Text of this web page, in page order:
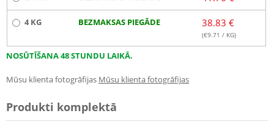
4 KG BEZMAKSAS PIEGĀDE 38.83 €
(€9.71 / KG)
NOSŪTĪŠANA 48 STUNDU LAIKĀ.
Mūsu klienta fotogrāfijas Mūsu klienta fotogrāfijas
Produkti komplektā